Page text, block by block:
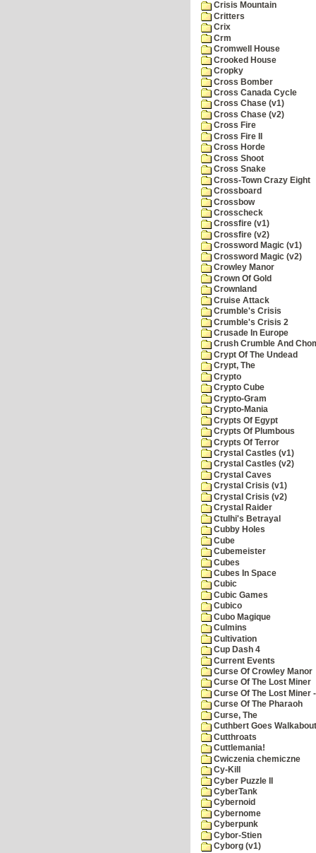
Crisis Mountain
Critters
Crix
Crm
Cromwell House
Crooked House
Cropky
Cross Bomber
Cross Canada Cycle
Cross Chase (v1)
Cross Chase (v2)
Cross Fire
Cross Fire II
Cross Horde
Cross Shoot
Cross Snake
Cross-Town Crazy Eight
Crossboard
Crossbow
Crosscheck
Crossfire (v1)
Crossfire (v2)
Crossword Magic (v1)
Crossword Magic (v2)
Crowley Manor
Crown Of Gold
Crownland
Cruise Attack
Crumble's Crisis
Crumble's Crisis 2
Crusade In Europe
Crush Crumble And
Crypt Of The Undead
Crypt, The
Crypto
Crypto Cube
Crypto-Gram
Crypto-Mania
Crypts Of Egypt
Crypts Of Plumbous
Crypts Of Terror
Crystal Castles (v1)
Crystal Castles (v2)
Crystal Caves
Crystal Crisis (v1)
Crystal Crisis (v2)
Crystal Raider
Ctulhi's Betrayal
Cubby Holes
Cube
Cubemeister
Cubes
Cubes In Space
Cubic
Cubic Games
Cubico
Cubo Magique
Culmins
Cultivation
Cup Dash 4
Current Events
Curse Of Crowley Manor
Curse Of The Lost Miner
Curse Of The Lost Miner
Curse Of The Pharaoh
Curse, The
Cuthbert Goes Walkabout
Cutthroats
Cuttlemania!
Cwiczenia chemiczne
Cy-Kill
Cyber Puzzle II
CyberTank
Cybernoid
Cybernome
Cyberpunk
Cybor-Stien
Cyborg (v1)